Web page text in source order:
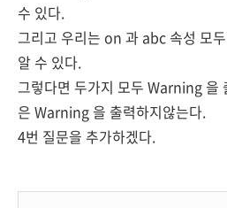
수 있다.
그리고 우리는 on 과 abc 속성 모
알 수 있다.
그렇다면 두가지 모두 Warning 을
은 Warning 을 출력하지않는다.
4번 질문을 추가하겠다.